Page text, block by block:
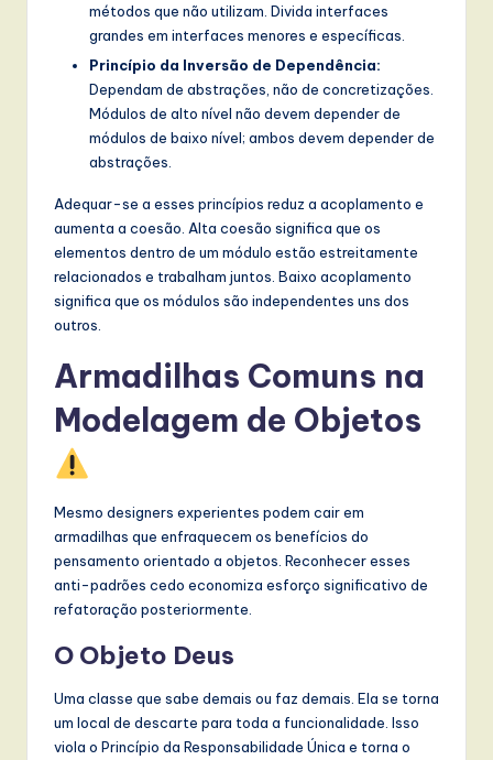
métodos que não utilizam. Divida interfaces
grandes em interfaces menores e específicas.
Princípio da Inversão de Dependência:
Dependam de abstrações, não de concretizações.
Módulos de alto nível não devem depender de
módulos de baixo nível; ambos devem depender de
abstrações.
Adequar-se a esses princípios reduz a acoplamento e
aumenta a coesão. Alta coesão significa que os
elementos dentro de um módulo estão estreitamente
relacionados e trabalham juntos. Baixo acoplamento
significa que os módulos são independentes uns dos
outros.
Armadilhas Comuns na
Modelagem de Objetos
Mesmo designers experientes podem cair em
armadilhas que enfraquecem os benefícios do
pensamento orientado a objetos. Reconhecer esses
anti-padrões cedo economiza esforço significativo de
refatoração posteriormente.
O Objeto Deus
Uma classe que sabe demais ou faz demais. Ela se torna
um local de descarte para toda a funcionalidade. Isso
viola o Princípio da Responsabilidade Única e torna o